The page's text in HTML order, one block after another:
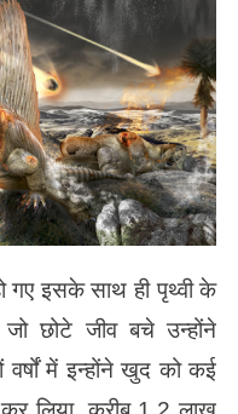
इसके साथ ही पृथ्वी के
छोटे जीव बचे उन्होंने
वर्षों में इन्होंने खुद को कई